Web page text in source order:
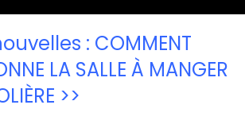
: COMMENT
LA SALLE À MANGER
>>